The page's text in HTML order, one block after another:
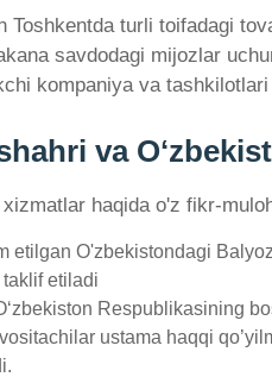
Toshkentda turli toifadagi
savdodagi mijozlar
kompaniya va
va
haqida o'z fikr-
etilgan O'zbekistondagi
etiladi
Respublikasining
ustama haqqi